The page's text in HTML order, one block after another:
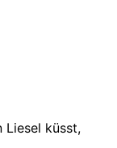
Liesel küsst,